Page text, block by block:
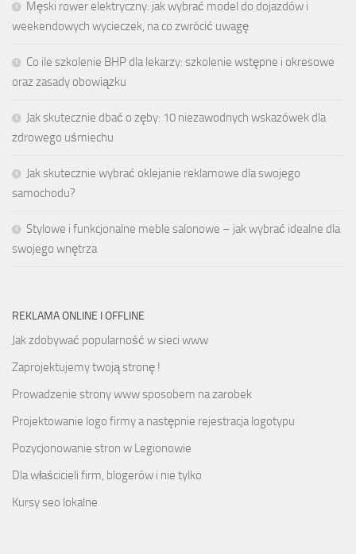
Męski rower elektryczny: jak wybrać model do dojazdów i
weekendowych wycieczek, na co zwrócić uwagę
Co ile szkolenie BHP dla lekarzy: szkolenie wstępne i okresowe
oraz zasady obowiązku
Jak skutecznie dbać o zęby: 10 niezawodnych wskazówek dla
zdrowego uśmiechu
Jak skutecznie wybrać oklejanie reklamowe dla swojego
samochodu?
Stylowe i funkcjonalne meble salonowe – jak wybrać idealne dla
swojego wnętrza
REKLAMA ONLINE I OFFLINE
Jak zdobywać popularność w sieci www
Zaprojektujemy twoją stronę !
Prowadzenie strony www sposobem na zarobek
Projektowanie logo firmy a następnie rejestracja logotypu
Pozycjonowanie stron w Legionowie
Dla właścicieli firm, blogerów i nie tylko
Kursy seo lokalne